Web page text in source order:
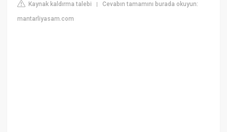
Kaynak kaldırma talebi |Cevabın tamamını burada okuyun:
mantarliyasam.com